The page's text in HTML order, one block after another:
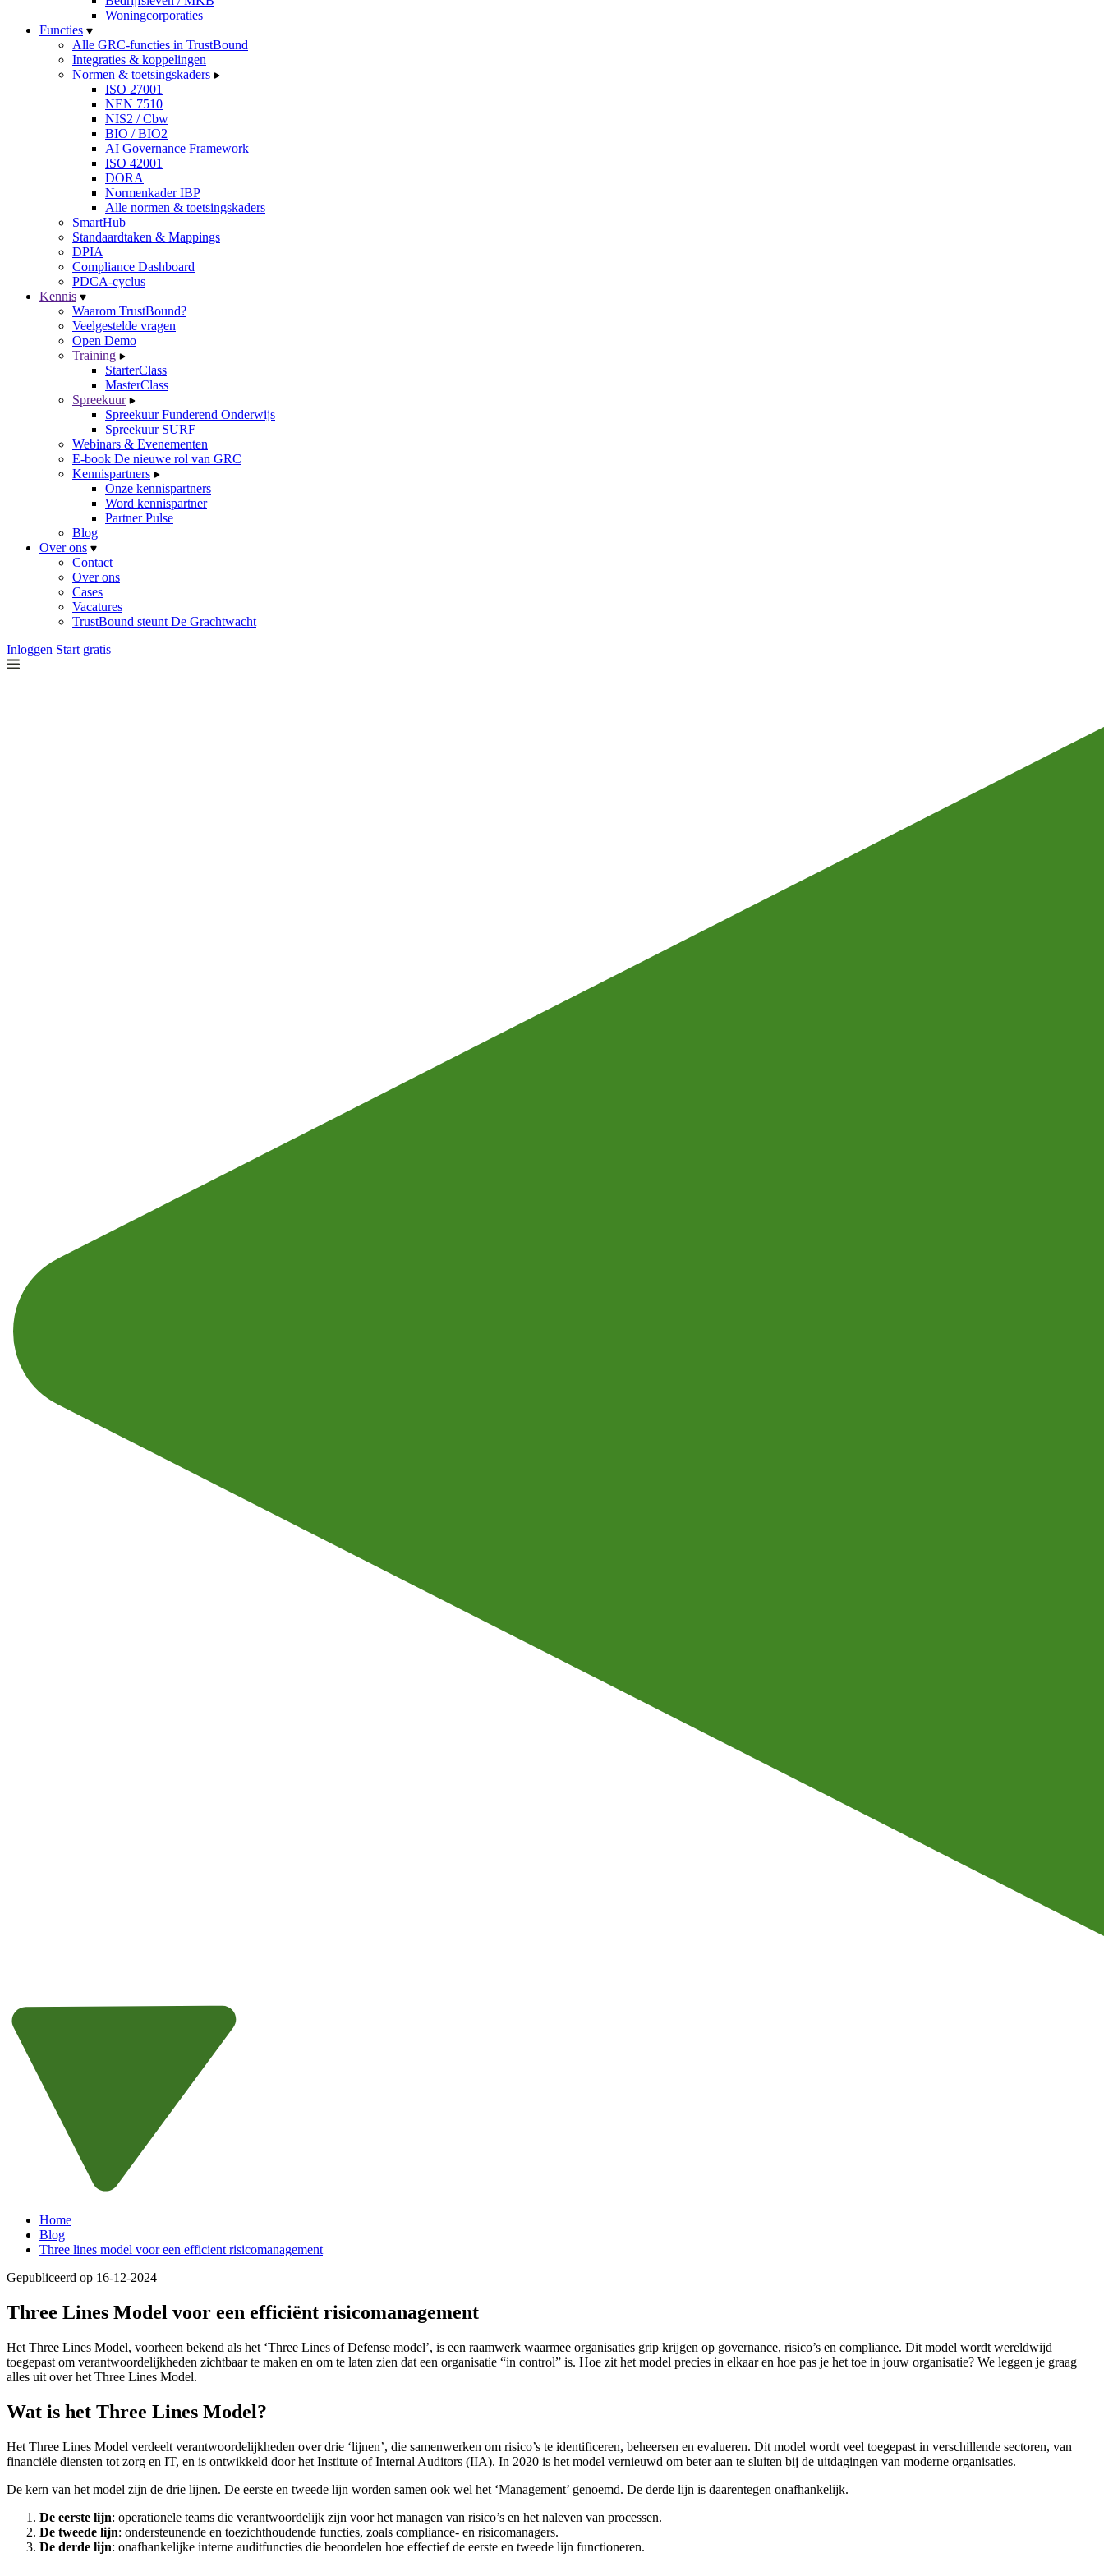
Woningcorporaties
Functies
Alle GRC-functies in TrustBound
Integraties & koppelingen
Normen & toetsingskaders
ISO 27001
NEN 7510
NIS2 / Cbw
BIO / BIO2
AI Governance Framework
ISO 42001
DORA
Normenkader IBP
Alle normen & toetsingskaders
SmartHub
Standaardtaken & Mappings
DPIA
Compliance Dashboard
PDCA-cyclus
Kennis
Waarom TrustBound?
Veelgestelde vragen
Open Demo
Training
StarterClass
MasterClass
Spreekuur
Spreekuur Funderend Onderwijs
Spreekuur SURF
Webinars & Evenementen
E-book De nieuwe rol van GRC
Kennispartners
Onze kennispartners
Word kennispartner
Partner Pulse
Blog
Over ons
Contact
Over ons
Cases
Vacatures
TrustBound steunt De Grachtwacht
Inloggen Start gratis
Home
Blog
Three lines model voor een efficient risicomanagement
Gepubliceerd op 16-12-2024
Three Lines Model voor een efficiënt risicomanagement
Het Three Lines Model, voorheen bekend als het ‘Three Lines of Defense model’, is een raamwerk waarmee organisaties grip krijgen op governance, risico’s en compliance. Dit model wordt wereldwijd
toegepast om verantwoordelijkheden zichtbaar te maken en om te laten zien dat een organisatie “in control” is. Hoe zit het model precies in elkaar en hoe pas je het toe in jouw organisatie? We leggen je graag
alles uit over het Three Lines Model.
Wat is het Three Lines Model?
Het Three Lines Model verdeelt verantwoordelijkheden over drie ‘lijnen’, die samenwerken om risico’s te identificeren, beheersen en evalueren. Dit model wordt veel toegepast in verschillende sectoren, van
financiële diensten tot zorg en IT, en is ontwikkeld door het Institute of Internal Auditors (IIA). In 2020 is het model vernieuwd om beter aan te sluiten bij de uitdagingen van moderne organisaties.
De kern van het model zijn de drie lijnen. De eerste en tweede lijn worden samen ook wel het ‘Management’ genoemd. De derde lijn is daarentegen onafhankelijk.
De eerste lijn: operationele teams die verantwoordelijk zijn voor het managen van risico’s en het naleven van processen.
De tweede lijn: ondersteunende en toezichthoudende functies, zoals compliance- en risicomanagers.
De derde lijn: onafhankelijke interne auditfuncties die beoordelen hoe effectief de eerste en tweede lijn functioneren.